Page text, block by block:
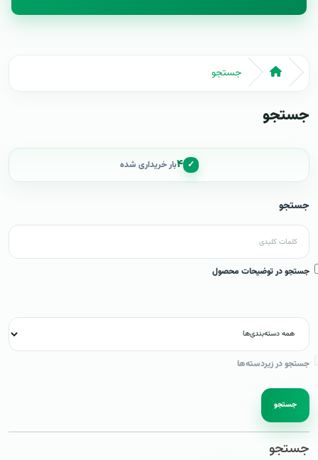
جستجو
جستجو
✓ ۴بار خریداری شده
جستجو
جستجو در توضیحات محصول
جستجو در زیردسته‌ها
جستجو
جستجو